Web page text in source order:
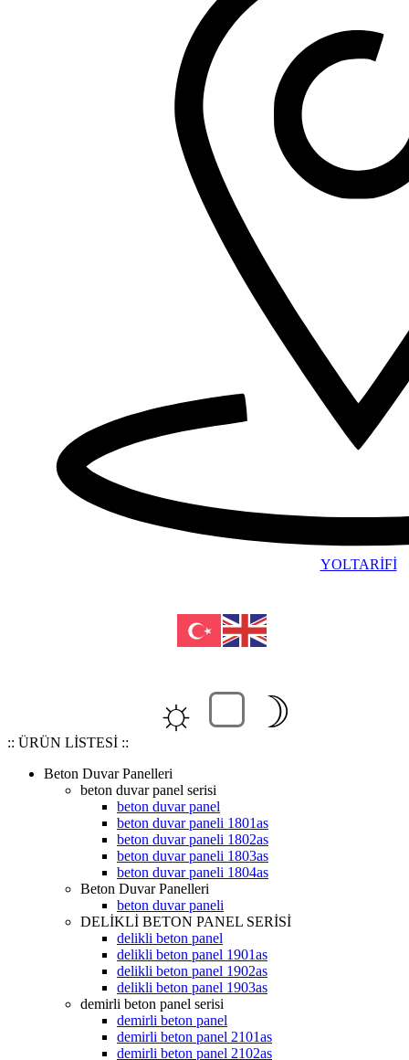
YOLTARİFİ
☼ ☽
:: ÜRÜN LİSTESİ ::
Beton Duvar Panelleri
beton duvar panel serisi
beton duvar panel
beton duvar paneli 1801as
beton duvar paneli 1802as
beton duvar paneli 1803as
beton duvar paneli 1804as
Beton Duvar Panelleri
beton duvar paneli
DELİKLİ BETON PANEL SERİSİ
delikli beton panel
delikli beton panel 1901as
delikli beton panel 1902as
delikli beton panel 1903as
demirli beton panel serisi
demirli beton panel
demirli beton panel 2101as
demirli beton panel 2102as